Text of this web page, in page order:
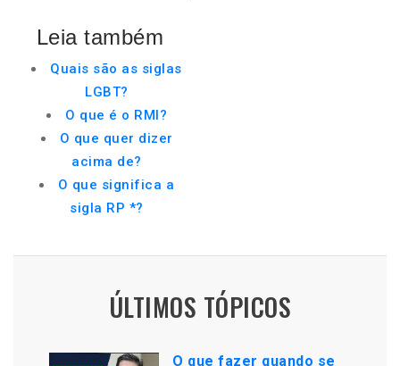
Leia também
Quais são as siglas
LGBT?
O que é o RMI?
O que quer dizer
acima de?
O que significa a
sigla RP *?
ÚLTIMOS TÓPICOS
O que fazer quando se